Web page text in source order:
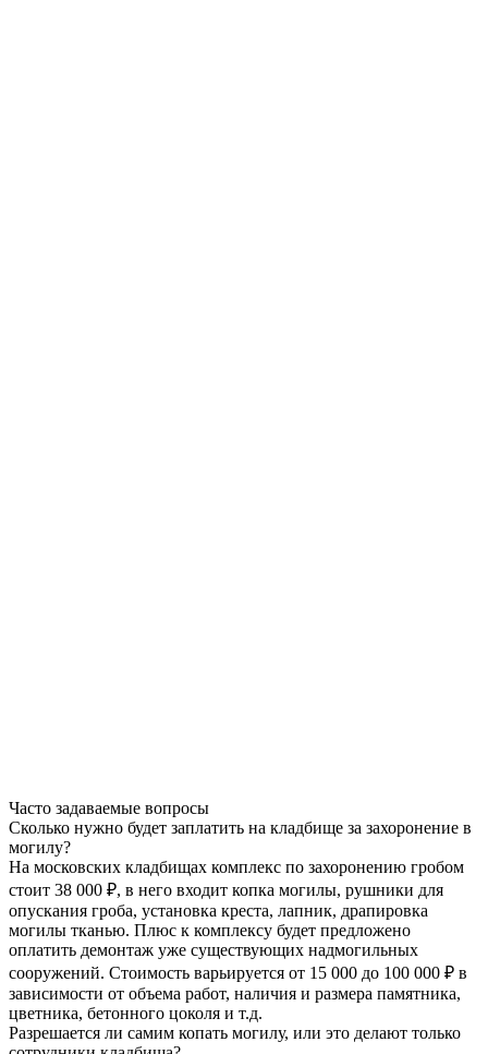
Часто задаваемые вопросы
Сколько нужно будет заплатить на кладбище за захоронение в
могилу?
На московских кладбищах комплекс по захоронению гробом
стоит 38 000 ₽, в него входит копка могилы, рушники для
опускания гроба, установка креста, лапник, драпировка
могилы тканью. Плюс к комплексу будет предложено
оплатить демонтаж уже существующих надмогильных
сооружений. Стоимость варьируется от 15 000 до 100 000 ₽ в
зависимости от объема работ, наличия и размера памятника,
цветника, бетонного цоколя и т.д.
Разрешается ли самим копать могилу, или это делают только